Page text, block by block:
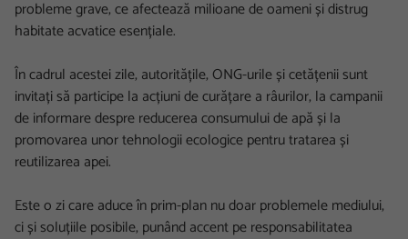
probleme grave, ce afectează milioane de oameni și distrug
habitate acvatice esențiale.
În cadrul acestei zile, autoritățile, ONG-urile și cetățenii sunt
invitați să participe la acțiuni de curățare a râurilor, la campanii
de informare despre reducerea consumului de apă și la
promovarea unor tehnologii ecologice pentru tratarea și
reutilizarea apei.
Este o zi care aduce în prim-plan nu doar problemele mediului,
ci și soluțiile posibile, punând accent pe responsabilitatea